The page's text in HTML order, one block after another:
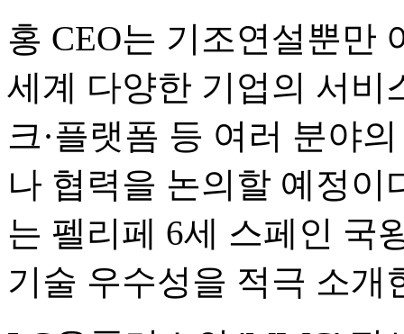
홍 CEO는 기조연설뿐만
세계 다양한 기업의 서비
크·플랫폼 등 여러 분야
나 협력을 논의할 예정이
는 펠리페 6세 스페인 국
기술 우수성을 적극 소개